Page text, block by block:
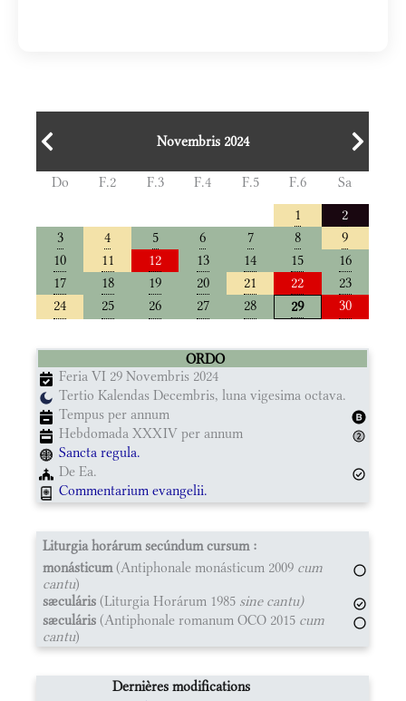
Novembris 2024
Do F.2 F.3 F.4 F.5 F.6
Sa
1
2
3
4 5 6 7 8
9
10
11 12 13 14 15
16
17
18 19 20 21 22
23
24
25 26 27 28 29 30
ORDO
Feria VI 29 Novembris 2024
Tertio Kalendas Decembris, luna vigesima octava.
Tempus per annum
Hebdomada XXXIV per annum
Sancta regula.
De Ea.
Commentarium evangelii.
Liturgia horárum secúndum cursum :
monásticum(Antiphonale monásticum 2009 cum
cantu)
sæculáris (Liturgia Horárum 1985 sine cantu)
sæculáris (Antiphonale romanum OCO 2015 cum
cantu)
Dernières modifications